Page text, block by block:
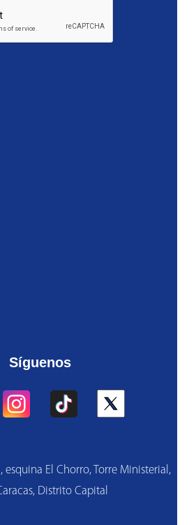
Síguenos
El Chorro, Torre Ministerial,
Distrito Capital